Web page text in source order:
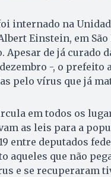
internado na
Einstein, em São
Apesar de já curado
-, o prefeito
pelo vírus que já
em todos os
as leis para a
entre deputados
aqueles que não
e se recuperaram